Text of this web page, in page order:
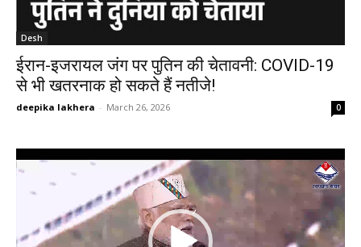
Desh
ईरान-इजरायल जंग पर पुतिन की चेतावनी: COVID-19
से भी खतरनाक हो सकते हैं नतीजे!
deepika lakhera - March 26, 2026 0
Video
Player